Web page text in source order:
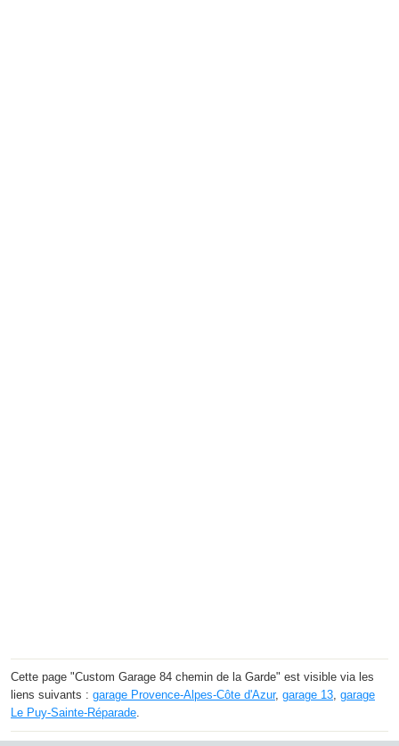
Cette page "Custom Garage 84 chemin de la Garde" est visible via les
liens suivants : garage Provence-Alpes-Côte d'Azur, garage 13, garage
Le Puy-Sainte-Réparade.